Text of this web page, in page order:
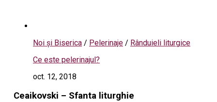
Noi și Biserica / Pelerinaje / Rânduieli liturgice
Ce este pelerinajul?
oct. 12, 2018
Ceaikovski – Sfanta liturghie